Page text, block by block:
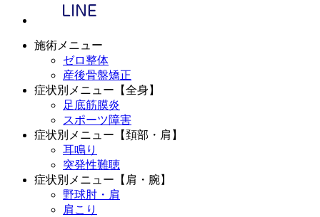
施術メニュー
ゼロ整体
産後骨盤矯正
症状別メニュー【全身】
足底筋膜炎
スポーツ障害
症状別メニュー【頚部・肩】
耳鳴り
突発性難聴
症状別メニュー【肩・腕】
野球肘・肩
肩こり